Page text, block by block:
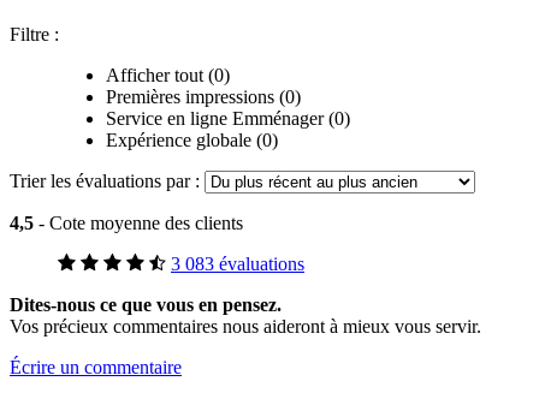
Filtre :
Afficher tout (0)
Premières impressions (0)
Service en ligne Emménager (0)
Expérience globale (0)
Trier les évaluations par :
4,5 - Cote moyenne des clients
3 083 évaluations
Dites-nous ce que vous en pensez.
Vos précieux commentaires nous aideront à mieux vous servir.
Écrire un commentaire